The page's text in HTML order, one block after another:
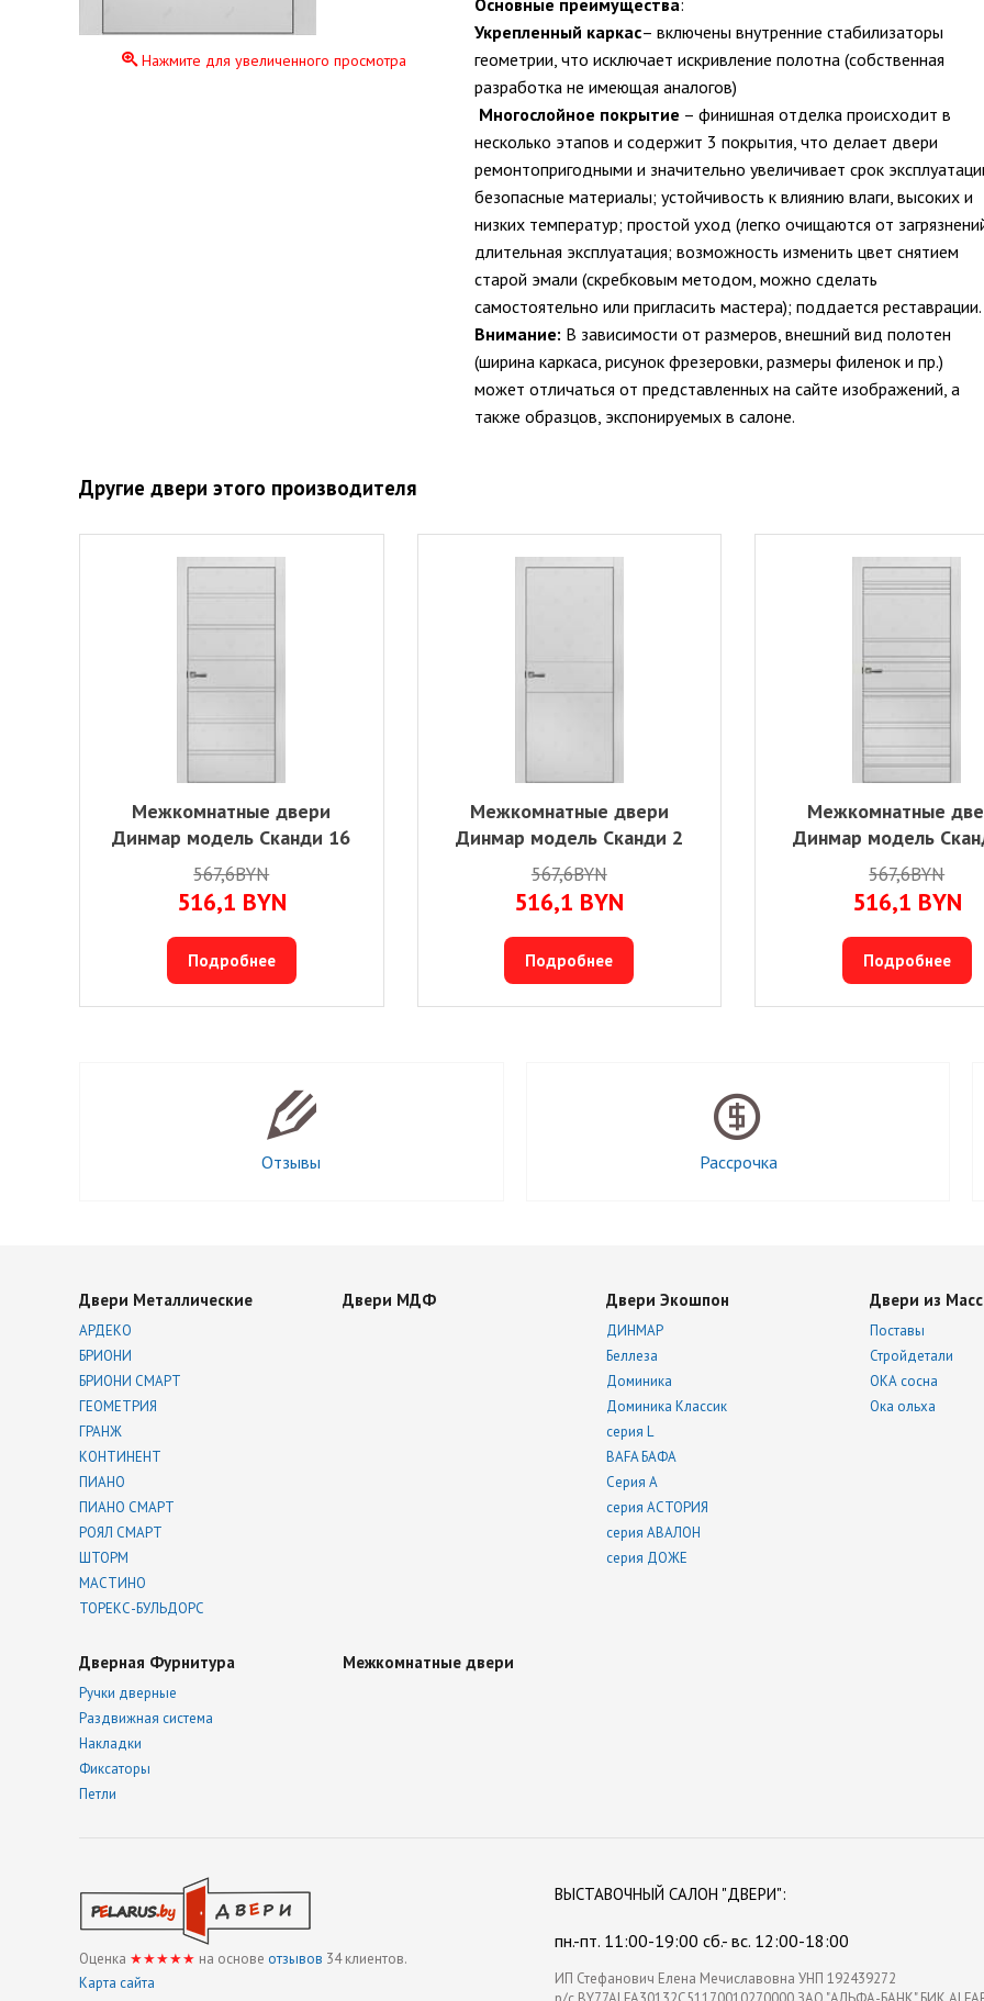
Нажмите для увеличенного просмотра
Основные преимущества:
Укрепленный каркас– включены внутренние стабилизаторы
геометрии, что исключает искривление полотна (собственная
разработка не имеющая аналогов)
Многослойное покрытие – финишная отделка происходит в
несколько этапов и содержит 3 покрытия, что делает двери
ремонтопригодными и значительно увеличивает срок
безопасные материалы; устойчивость к влиянию влаги, высоких и
низких температур; простой уход (легко очищаются от
длительная эксплуатация; возможность изменить цвет снятием
старой эмали (скребковым методом, можно сделать
самостоятельно или пригласить мастера); поддается реставрации.
Внимание: В зависимости от размеров, внешний вид полотен
(ширина каркаса, рисунок фрезеровки, размеры филенок и пр.)
может отличаться от представленных на сайте изображений, а
также образцов, экспонируемых в салоне.
Другие двери этого производителя
Межкомнатные двери
Динмар модель Сканди 16
567,6BYN
516,1 BYN
Подробнее
Межкомнатные двери
Динмар модель Сканди 2
567,6BYN
516,1 BYN
Подробнее
Межкомнатные
Динмар модель
567,6BYN
516,1 BYN
Подробнее
Отзывы Рассрочка
Двери Металлические
АРДЕКО
БРИОНИ
БРИОНИ СМАРТ
ГЕОМЕТРИЯ
ГРАНЖ
КОНТИНЕНТ
ПИАНО
ПИАНО СМАРТ
РОЯЛ СМАРТ
ШТОРМ
МАСТИНО
ТОРЕКС-БУЛЬДОРС
Двери МДФ Двери Экошпон
ДИНМАР
Беллеза
Доминика
Доминика Классик
серия L
BAFA БАФА
Серия А
серия АСТОРИЯ
серия АВАЛОН
серия ДОЖЕ
Двери из
Поставы
Стройдетали
ОКА сосна
Ока ольха
Дверная Фурнитура
Ручки дверные
Раздвижная система
Накладки
Фиксаторы
Петли
Межкомнатные двери
Оценка ★★★★★ на основе отзывов 34клиентов.
Карта сайта
ВЫСТАВОЧНЫЙ САЛОН "ДВЕРИ":
пн.-пт. 11:00-19:00 сб.- вс. 12:00-18:00
ИП Стефанович Елена Мечиславовна УНП 192439272